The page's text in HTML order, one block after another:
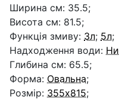
Ширина см: 35.5;
Висота см: 81.5;
Функція змиву: 3л; 5л;
Надходження води:
Глибина см: 65.5;
Форма: Овальна;
Розмір: 355x815;